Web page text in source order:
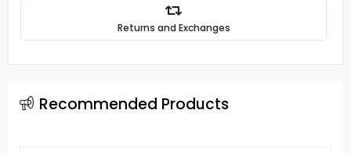
Returns and Exchanges
Recommended Products